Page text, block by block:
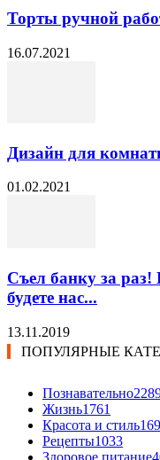
Торты ручной
16.07.2021
Дизайн для
01.02.2021
Съел банку за раз!
будете нас...
13.11.2019
ПОПУЛЯРНЫЕ
Познавательно
Жизнь1761
Красота и стиль
Рецепты1033
Здоровое питание